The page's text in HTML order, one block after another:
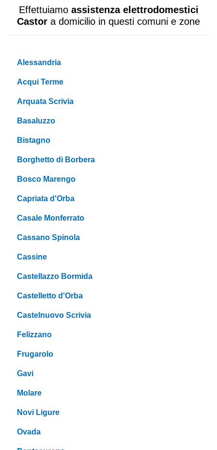
Effettuiamo assistenza elettrodomestici
Castor a domicilio in questi comuni e zone
Alessandria
Acqui Terme
Arquata Scrivia
Basaluzzo
Bistagno
Borghetto di Borbera
Bosco Marengo
Capriata d'Orba
Casale Monferrato
Cassano Spinola
Cassine
Castellazzo Bormida
Castelletto d'Orba
Castelnuovo Scrivia
Felizzano
Frugarolo
Gavi
Molare
Novi Ligure
Ovada